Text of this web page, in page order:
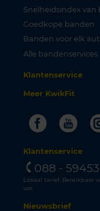
Snelheidsindex van
Goedkope banden
Banden voor elk
Alle bandenservices
Klantenservice
Meer KwikFit
Facebook
Klantenservice
088 -
Lokaal tarief. Bereikbaar
uur.
Nieuwsbrief